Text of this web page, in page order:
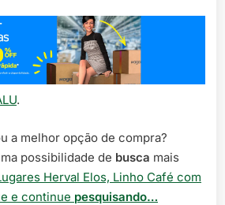
.
a melhor opção de compra?
possibilidade de busca mais
Herval Elos, Linho Café com
e continue pesquisando…